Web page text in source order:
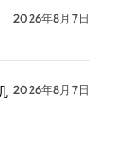
2026年8月7日
2026年8月7日